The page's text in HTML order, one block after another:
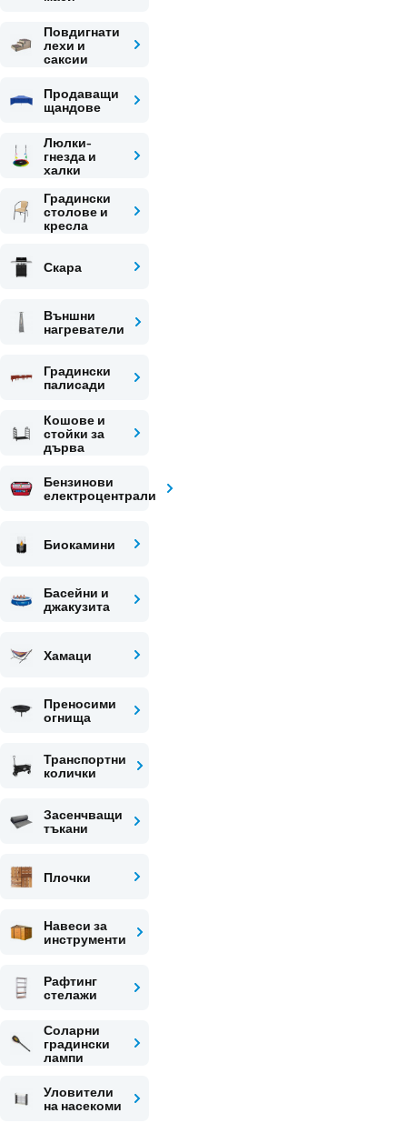
Повдигнати
лехи и
саксии
Продаващи
щандове
Люлки-
гнезда и
халки
Градински
столове и
кресла
Скара
Външни
нагреватели
Градински
палисади
Кошове и
стойки за
дърва
Бензинови
електроцентрали
Биокамини
Басейни и
джакузита
Хамаци
Преносими
огнища
Транспортни
колички
Засенчващи
тъкани
Плочки
Навеси за
инструменти
Рафтинг
стелажи
Соларни
градински
лампи
Уловители
на насекоми